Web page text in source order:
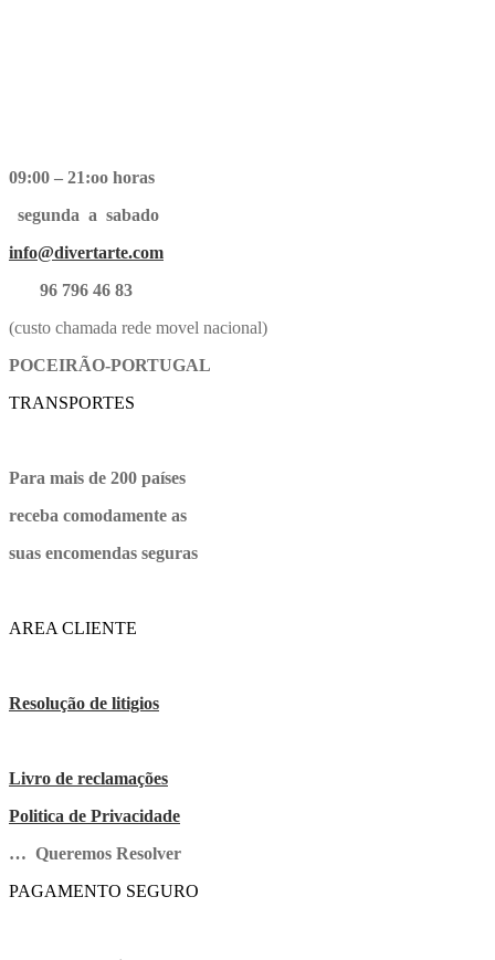
09:00 – 21:oo horas
segunda a sabado
info@divertarte.com
96 796 46 83
(custo chamada rede movel nacional)
POCEIRÃO-PORTUGAL
TRANSPORTES
Para mais de 200 países
receba comodamente as
suas encomendas seguras
AREA CLIENTE
Resolução de litigios
Livro de reclamações
Politica de Privacidade
… Queremos Resolver
PAGAMENTO SEGURO